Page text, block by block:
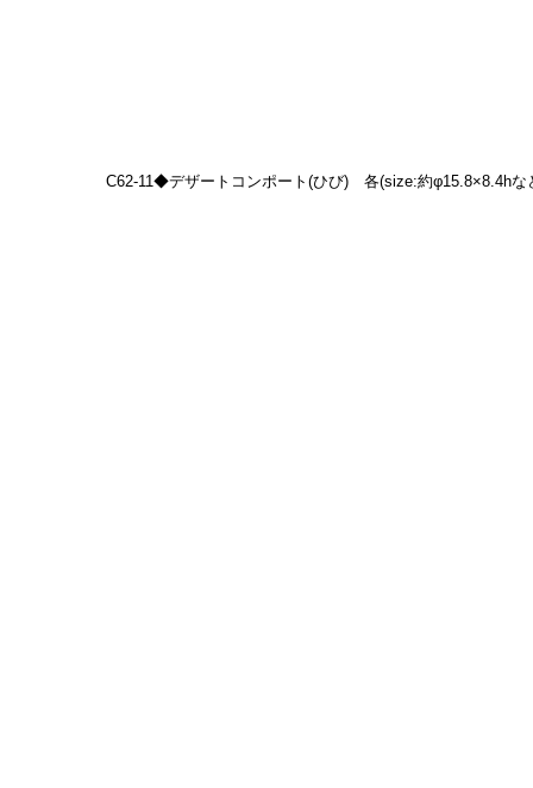
C62-11◆デザートコンポート(ひび)　各(size:約φ15.8×8.4hな